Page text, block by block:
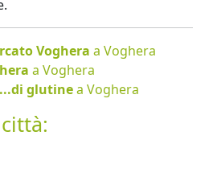
Voghera a Voghera
a Voghera
glutinea Voghera